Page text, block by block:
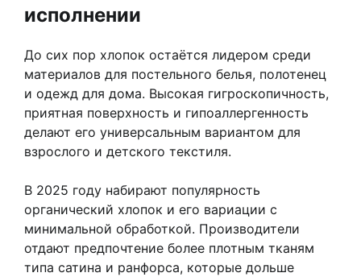
исполнении
До сих пор хлопок остаётся лидером среди
материалов для постельного белья, полотенец
и одежд для дома. Высокая гигроскопичность,
приятная поверхность и гипоаллергенность
делают его универсальным вариантом для
взрослого и детского текстиля.
В 2025 году набирают популярность
органический хлопок и его вариации с
минимальной обработкой. Производители
отдают предпочтение более плотным тканям
типа сатина и ранфорса, которые дольше